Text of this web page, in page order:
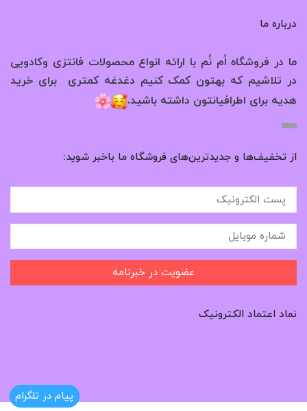
پیام در تلگرام
درباره ما
ما در فروشگاه اُم نُم با ارائه انواع محصولات فانتزی وکادویی
در تلاشیم که بهتون کمک کنیم دغدغه کمتری برای خرید
هدیه برای اطرافیانتون داشته باشید.
از تخفیف‌ها و جدیدترین‌های فروشگاه ما باخبر شوید:
عضویت در خبرنامه
نماد اعتماد الکترونیک